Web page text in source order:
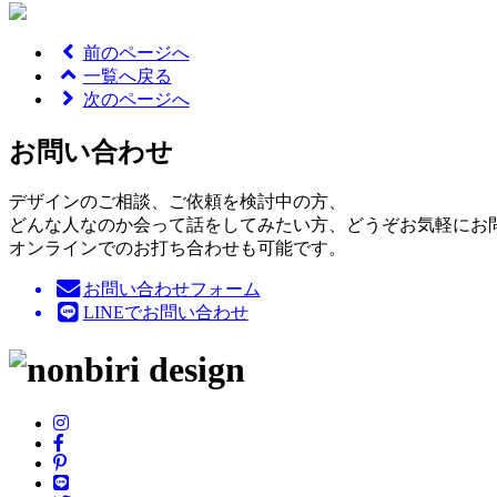
前のページへ
一覧へ戻る
次のページへ
お問い合わせ
デザインのご相談、ご依頼を検討中の方、
どんな人なのか会って話をしてみたい方、どうぞお気軽にお
オンラインでのお打ち合わせも可能です。
お問い合わせフォーム
LINEでお問い合わせ